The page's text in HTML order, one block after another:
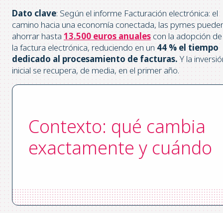
Dato clave: Según el informe Facturación electrónica: el
camino hacia una economía conectada, las pymes
ahorrar hasta 13.500 euros anuales con la adopción de
la factura electrónica, reduciendo en un 44 % el tiempo
dedicado al procesamiento de facturas. Y la
inicial se recupera, de media, en el primer año.
Contexto: qué cambia
exactamente y cuándo